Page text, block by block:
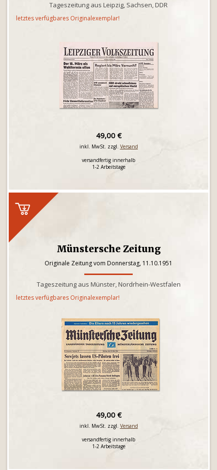
Tageszeitung aus Leipzig, Sachsen, DDR
letztes verfügbares Originalexemplar!
49,00 €
inkl. MwSt. zzgl. Versand
versandfertig innerhalb
1-2 Arbeitstage
Münstersche Zeitung
Originale Zeitung vom Donnerstag, 11.10.1951
Tageszeitung aus Münster, Nordrhein-Westfalen
letztes verfügbares Originalexemplar!
49,00 €
inkl. MwSt. zzgl. Versand
versandfertig innerhalb
1-2 Arbeitstage